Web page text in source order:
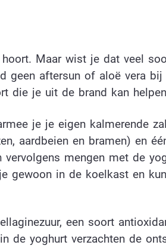
Maar wist je dat veel
geen aftersun of aloë vera
die je uit de brand kan
je je eigen kalmerende
aardbeien en bramen) en
mengen met de
gewoon in de koelkast en
een soort
de yoghurt verzachten de